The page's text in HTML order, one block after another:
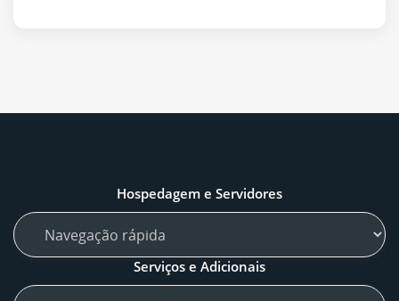
Hospedagem e Servidores
Serviços e Adicionais